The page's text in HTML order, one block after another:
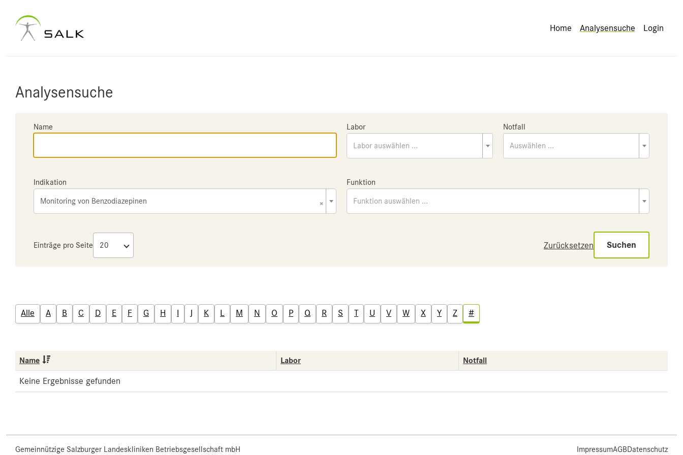
Home Analysensuche Login
Analysensuche
Name Labor
Labor auswählen ...
Notfall
Auswählen ...
Indikation
×
Monitoring von Benzodiazepinen
Funktion
Funktion auswählen ...
Einträge pro Seite Zurücksetzen Suchen
Alle A B C D E F G H I J K L M N O P Q R S T U V W X Y Z #
Name Labor Notfall
Keine Ergebnisse gefunden
Gemeinnützige Salzburger Landeskliniken Betriebsgesellschaft mbH ImpressumAGBDatenschutz